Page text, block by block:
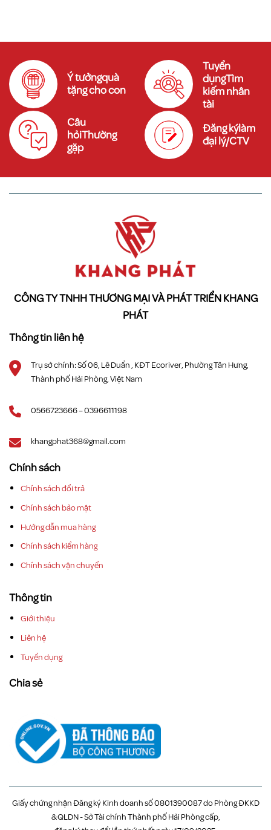
Ý tưởngquà
tặng cho con
Tuyển
dụngTìm
kiếm nhân
tài
Câu
hỏiThường
gặp
Đăng kýlàm
đại lý/CTV
CÔNG TY TNHH THƯƠNG MẠI VÀ PHÁT TRIỂN KHANG
PHÁT
Thông tin liên hệ
Trụ sở chính: Số 06, Lê Duẩn , KĐT Ecoriver, Phường Tân Hưng,
Thành phố Hải Phòng, Việt Nam
0566723666 – 0396611198
khangphat368@gmail.com
Chính sách
Chính sách đổi trả
Chính sách bảo mật
Hướng dẫn mua hàng
Chính sách kiểm hàng
Chính sách vận chuyển
Thông tin
Giới thiệu
Liên hệ
Tuyển dụng
Chia sẻ
Giấy chứng nhận Đăng ký Kinh doanh số 0801390087 do Phòng ĐKKD
& QLDN - Sở Tài chính Thành phố Hải Phòng cấp,